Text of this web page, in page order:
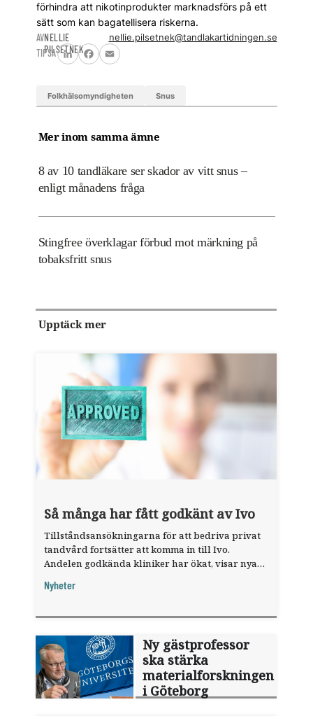
förhindra att nikotinprodukter marknadsförs på ett
sätt som kan bagatellisera riskerna.
AVNELLIE
PILSETNEK
nellie.pilsetnek@tandlakartidningen.se
TIPSA
LinkedInFacebook
Email
Folkhälsomyndigheten snus
Mer inom samma ämne
8 av 10 tandläkare ser skador av vitt snus –
enligt månadens fråga
Stingfree överklagar förbud mot märkning på
tobaksfritt snus
Upptäck mer
Så många har fått godkänt av Ivo
Tillståndsansökningarna för att bedriva privat
tandvård fortsätter att komma in till Ivo.
Andelen godkända kliniker har ökat, visar nya
Nyheter
Ny gästprofessor
ska stärka
materialforskningen
i Göteborg